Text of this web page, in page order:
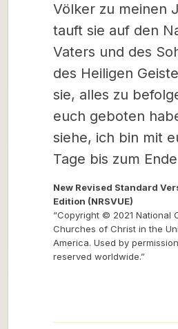
Völker zu meinen
tauft sie auf den
Vaters und des
des Heiligen
sie, alles zu
euch geboten
siehe, ich bin mit
Tage bis zum
New Revised Standard
Edition (NRSVUE)
“Copyright © 2021 National
Churches of Christ in the
America. Used by
reserved worldwide.”